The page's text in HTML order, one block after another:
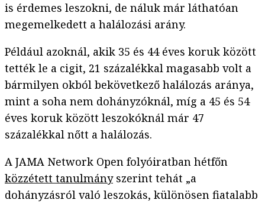
is érdemes leszokni, de náluk már láthatóan
megemelkedett a halálozási arány.
Például azoknál, akik 35 és 44 éves koruk között
tették le a cigit, 21 százalékkal magasabb volt a
bármilyen okból bekövetkező halálozás aránya,
mint a soha nem dohányzóknál, míg a 45 és 54
éves koruk között leszokóknál már 47
százalékkal nőtt a halálozás.
A JAMA Network Open folyóiratban hétfőn
közzétett tanulmányszerint tehát „a
dohányzásról való leszokás, különösen fiatalabb